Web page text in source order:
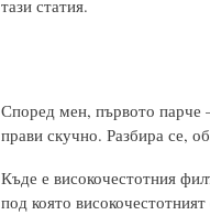
тази статия.
Според мен, първото парче
прави скучно. Разбира се,
Къде е високочестотния
под която